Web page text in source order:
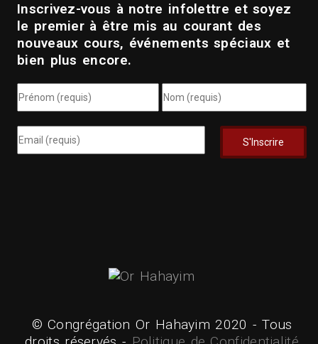
Inscrivez-vous à notre infolettre et soyez
le premier à être mis au courant des
nouveaux cours, événements spéciaux et
bien plus encore.
© Congrégation Or Hahayim 2020 - Tous